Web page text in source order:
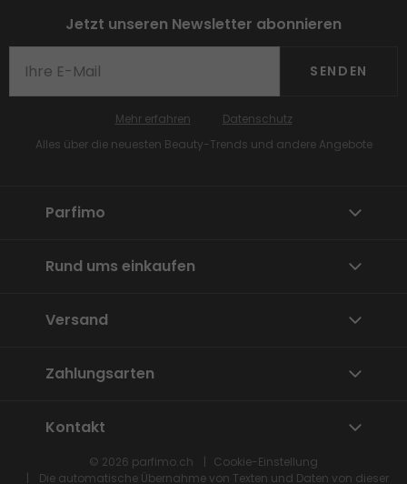
Jetzt unseren Newsletter abonnieren
SENDEN
Alles über die neuesten Beauty-Trends und andere Angebote
Mehr erfahren Datenschutz
Parfimo
Rund ums einkaufen
Versand
Zahlungsarten
Kontakt
© 2026 parfimo.ch
Cookie-Einstellung
Die automatische Übernahme von Texten und Daten von dieser